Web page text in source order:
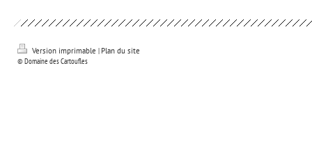
Version imprimable | Plan du site
© Domaine des Cartoufles